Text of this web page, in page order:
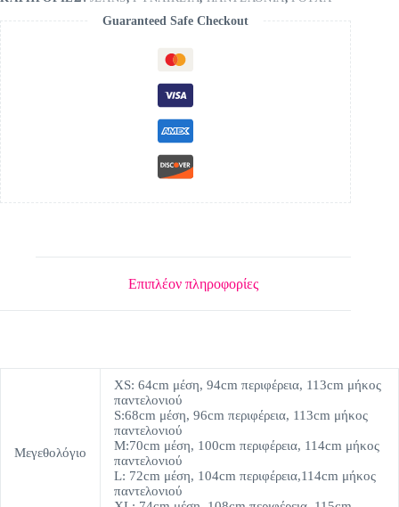
Guaranteed Safe Checkout
Επιπλέον πληροφορίες
Μεγεθολόγιο
XS: 64cm μέση, 94cm περιφέρεια, 113cm μήκος
παντελονιού
S:68cm μέση, 96cm περιφέρεια, 113cm μήκος
παντελονιού
M:70cm μέση, 100cm περιφέρεια, 114cm μήκος
παντελονιού
L: 72cm μέση, 104cm περιφέρεια,114cm μήκος
παντελονιού